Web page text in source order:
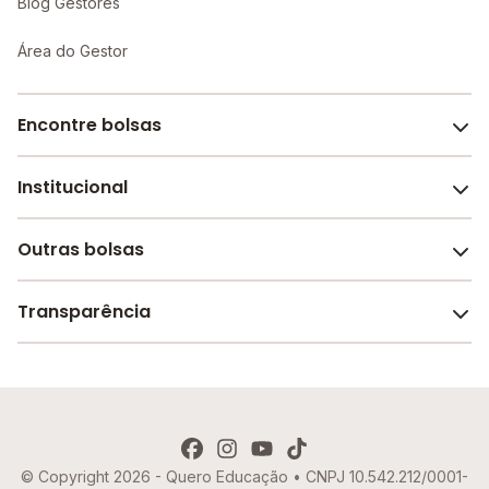
Área do Gestor
Encontre bolsas
Melhores escolas de São Paulo
Escolas por cidade e bairro
Institucional
Sobre o Melhor Escola
Revista Melhor Escola
Outras bolsas
Faculdades e universidades
Transparência
Política de Cookies
© Copyright 2026 - Quero Educação • CNPJ 10.542.212/0001-